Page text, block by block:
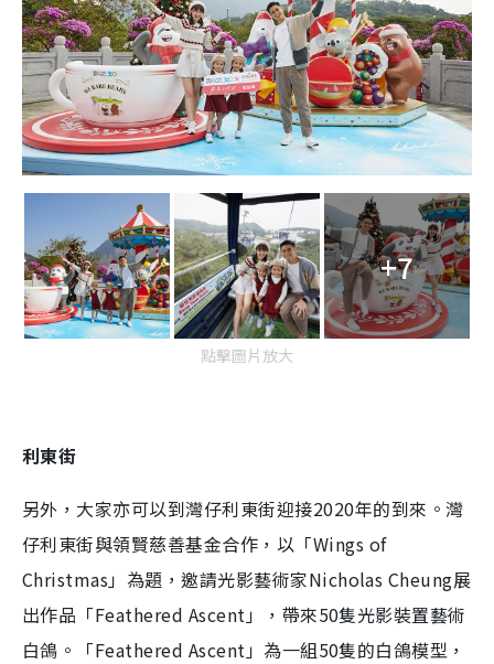
+7
點擊圖片放大
利東街
另外，大家亦可以到灣仔利東街迎接2020年的到來。灣
仔利東街與領賢慈善基金合作，以「Wings of
Christmas」為題，邀請光影藝術家Nicholas Cheung展
出作品「Feathered Ascent」，帶來50隻光影裝置藝術
白鴿。「Feathered Ascent」為一組50隻的白鴿模型，